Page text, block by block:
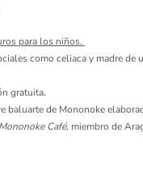
para los niños.
como celiaca y madre de
gratuita.
baluarte de Mononoke
Mononoke Café, miembro de